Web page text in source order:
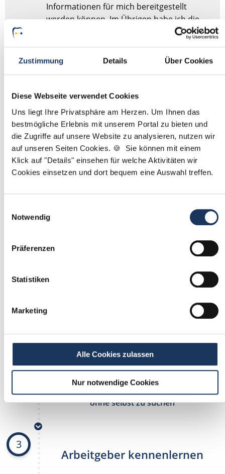
Zustimmung Details Über Cookies
Diese Webseite verwendet Cookies
Uns liegt Ihre Privatsphäre am Herzen. Um Ihnen das
bestmögliche Erlebnis mit unserem Portal zu bieten und
die Zugriffe auf unsere Website zu analysieren, nutzen wir
auf unseren Seiten Cookies. 🍪 Sie können mit einem
Klick auf "Details" einsehen für welche Aktivitäten wir
Cookies einsetzen und dort bequem eine Auswahl treffen.
Notwendig
Präferenzen
Statistiken
Marketing
Alle Cookies zulassen
Nur notwendige Cookies
Informationen für mich bereitgestellt
werden können. Im Übrigen habe ich die
gelesen und bin mit
ihr einverstanden.
Sie haben dieses Formular schonmal abgesendet?Dann
müssen Sie das Formular nicht erneut abschicken,
sondern nurhierIhre Angaben für die Stellensuche
anpassen.
Mit markierte Felder sind Pflichtfelder
1
2
Passende Stellenangebote
erhalten
stetig neue Stellenangebote erhalten
ohne selbst zu suchen
3
Arbeitgeber kennenlernen